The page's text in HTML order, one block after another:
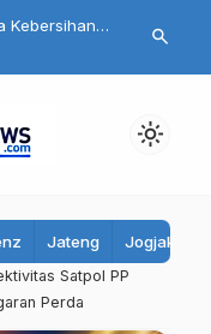
Akan
Bank
Kelola dan
search
light_mode
Jateng Jogjakarta
Satpol PP
Perda